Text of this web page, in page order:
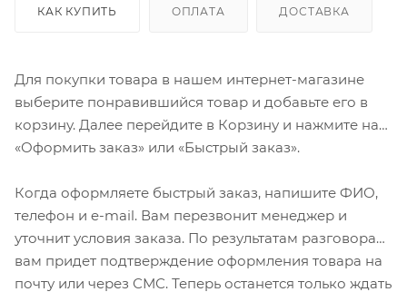
КАК КУПИТЬ ОПЛАТА ДОСТАВКА
Для покупки товара в нашем интернет-магазине
выберите понравившийся товар и добавьте его в
корзину. Далее перейдите в Корзину и нажмите на
«Оформить заказ» или «Быстрый заказ».
Когда оформляете быстрый заказ, напишите ФИО,
телефон и e-mail. Вам перезвонит менеджер и
уточнит условия заказа. По результатам разговора
вам придет подтверждение оформления товара на
почту или через СМС. Теперь останется только ждать